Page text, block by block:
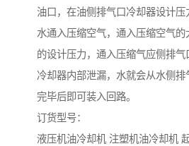
油口，在油侧排气口冷却器设计压
水通入压缩空气，通入压缩空气
的设计压力，通入压缩气应侧排
冷却器内部泄漏，水就会从水侧
完毕后即可装入回路。
订货型号：
液压机油冷却机 注塑机油冷却机